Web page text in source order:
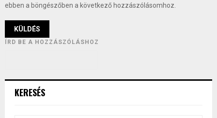
ebben a böngészőben a következő hozzászólásomhoz.
ÍRD BE A HOZZÁSZÓLÁSHOZ
KERESÉS